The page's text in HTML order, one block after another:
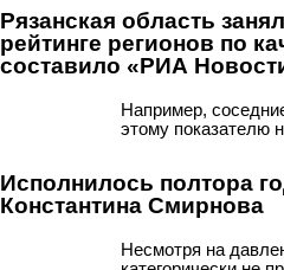
Рязанская область
рейтинге регионов по
составило «РИА
Например,
этому показателю
Исполнилось полтора
Константина Смирнова
Несмотря на